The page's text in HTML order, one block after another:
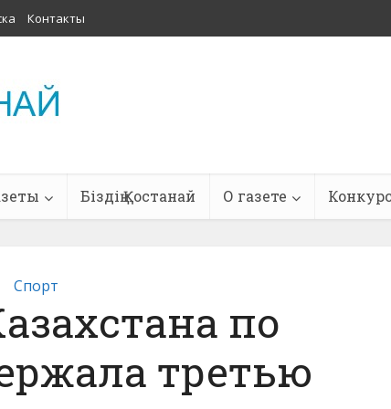
Контакты
Біздің Қостанай О газете
Спорт
по
третью